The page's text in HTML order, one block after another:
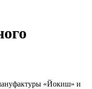
«Йокиш» и